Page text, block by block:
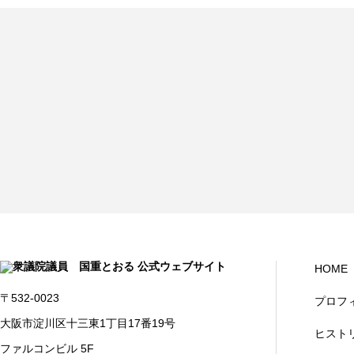
〒532-0023
大阪市淀川区十三東1丁目17番19号
ファルコンビル 5F
HOME
プロフ
ヒスト